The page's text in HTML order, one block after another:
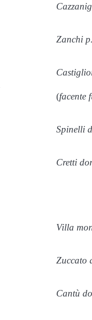
Zanchi
(facente
Spinelli
Cretti
Villa
Zuccato
Cantù